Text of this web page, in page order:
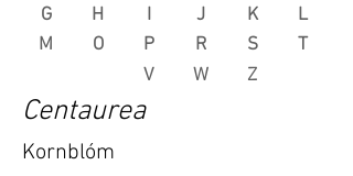
G
M
H
I
O
P
J
R
K
L
S
T
V
W Z
Centaurea
Kornblóm